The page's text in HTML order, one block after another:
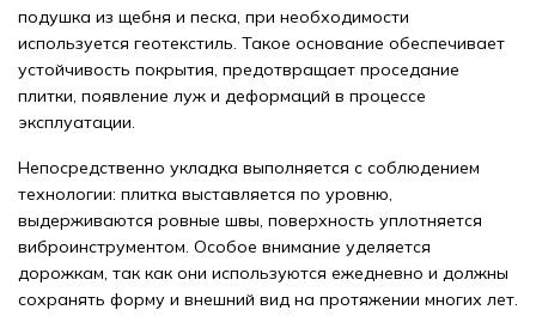
подушка из щебня и песка, при необходимости
используется геотекстиль. Такое основание обеспечивает
устойчивость покрытия, предотвращает проседание
плитки, появление луж и деформаций в процессе
эксплуатации.
Непосредственно укладка выполняется с соблюдением
технологии: плитка выставляется по уровню,
выдерживаются ровные швы, поверхность уплотняется
виброинструментом. Особое внимание уделяется
дорожкам, так как они используются ежедневно и должны
сохранять форму и внешний вид на протяжении многих лет.